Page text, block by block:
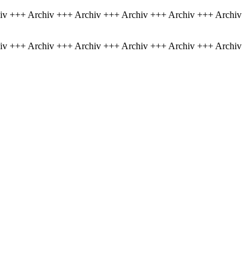
+++ Archiv +++ Archiv +++ Archiv +++ Archiv +++ Archiv
+++ Archiv +++ Archiv +++ Archiv +++ Archiv +++ Archiv